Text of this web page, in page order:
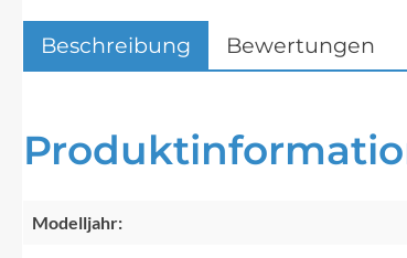
Beschreibung Bewertungen
Modelljahr: